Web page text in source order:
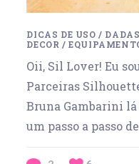
DICAS DE USO /
DECOR /
Oii, Sil Lover! Eu
Parceiras
Bruna Gambarini
um passo a passo